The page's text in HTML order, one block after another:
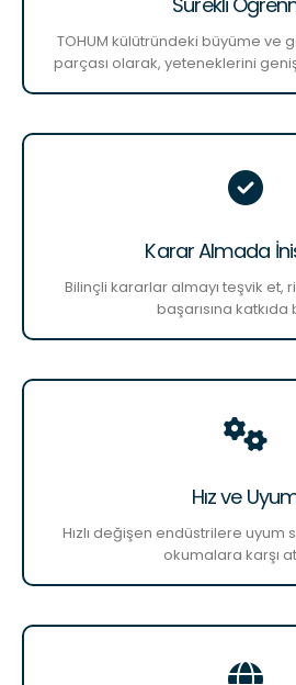
TOHUM külütründeki büyüme ve
parçası olarak, yeteneklerini
Karar Almada
Bilinçli kararlar almayı teşvik et,
başarısına katkıda
Hız ve
Hızlı değişen endüstrilere uyum
okumalara karşı